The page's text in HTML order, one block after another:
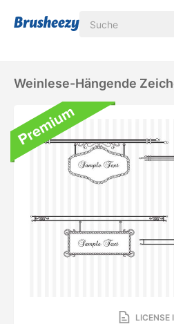
Weinlese-Hängende
LICENSE